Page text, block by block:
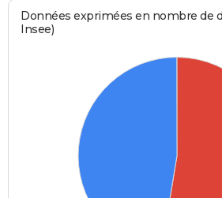
Données exprimées en nombre de
Insee)